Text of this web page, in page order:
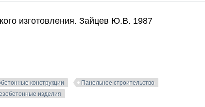
изготовления. Зайцев Ю.В. 1987
конструкции
Панельное строительство
изделия